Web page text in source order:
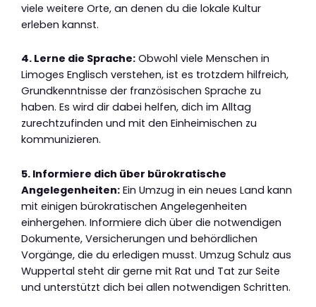
viele weitere Orte, an denen du die lokale Kultur
erleben kannst.
4. Lerne die Sprache: Obwohl viele Menschen in
Limoges Englisch verstehen, ist es trotzdem hilfreich,
Grundkenntnisse der französischen Sprache zu
haben. Es wird dir dabei helfen, dich im Alltag
zurechtzufinden und mit den Einheimischen zu
kommunizieren.
5. Informiere dich über bürokratische
Angelegenheiten: Ein Umzug in ein neues Land kann
mit einigen bürokratischen Angelegenheiten
einhergehen. Informiere dich über die notwendigen
Dokumente, Versicherungen und behördlichen
Vorgänge, die du erledigen musst. Umzug Schulz aus
Wuppertal steht dir gerne mit Rat und Tat zur Seite
und unterstützt dich bei allen notwendigen Schritten.